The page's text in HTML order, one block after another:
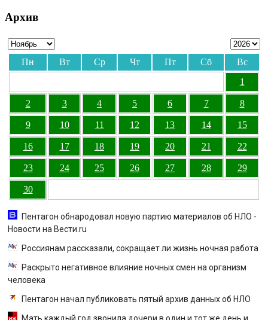
Архив
Пн Вт Ср Чт Пт Сб
Вс
1
2 3 4 5 6 7 8
9 10 11 12 13 14 15
16 17 18 19 20 21 22
23 24 25 26 27 28 29
30
Пентагон обнародовал новую партию материалов об НЛО -
Новости на Вести.ru
Россиянам рассказали, сокращает ли жизнь ночная работа
Раскрыто негативное влияние ночных смен на организм
человека
Пентагон начал публиковать пятый архив данных об НЛО
Мать каждый год звонила дочери в один и тот же день и